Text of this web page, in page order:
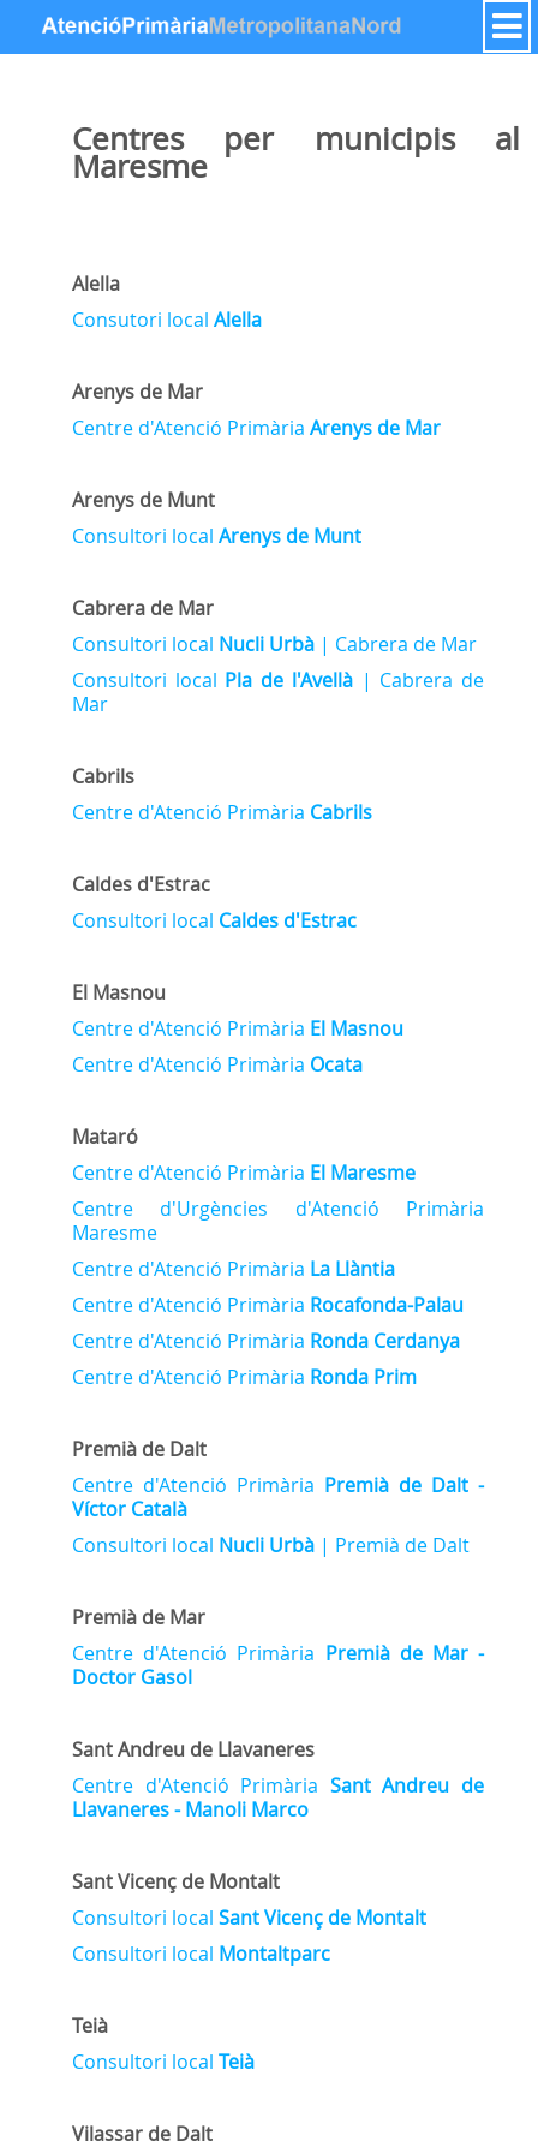
Pular para o conteúdo
Centres per municipis al
Maresme
Alella
Consutori local Alella
Arenys de Mar
Centre d'Atenció Primària Arenys de Mar
Arenys de Munt
Consultori local Arenys de Munt
Cabrera de Mar
Consultori local Nucli Urbà | Cabrera de Mar
Consultori local Pla de l'Avellà| Cabrera de
Mar
Cabrils
Centre d'Atenció Primària Cabrils
Caldes d'Estrac
Consultori local Caldes d'Estrac
El Masnou
Centre d'Atenció Primària El Masnou
Centre d'Atenció Primària Ocata
Mataró
Centre d'Atenció Primària El Maresme
Centre d'Urgències d'Atenció Primària
Maresme
Centre d'Atenció Primària La Llàntia
Centre d'Atenció Primària Rocafonda-Palau
Centre d'Atenció Primària Ronda Cerdanya
Centre d'Atenció Primària Ronda Prim
Premià de Dalt
Centre d'Atenció Primària Premià de Dalt -
Víctor Català
Consultori local Nucli Urbà | Premià de Dalt
Premià de Mar
Centre d'Atenció Primària Premià de Mar -
Doctor Gasol
Sant Andreu de Llavaneres
Centre d'Atenció Primària Sant Andreu de
Llavaneres - Manoli Marco
Sant Vicenç de Montalt
Consultori local Sant Vicenç de Montalt
Consultori local Montaltparc
Teià
Consultori local Teià
Vilassar de Dalt